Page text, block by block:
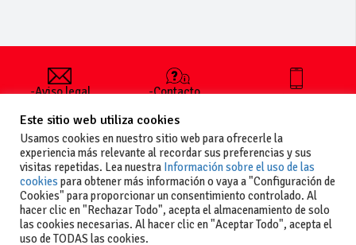
-Aviso legal
generales
de uso
-Política de
privacidad
-Política de
cookies
-Contacto
publicar un
anuncio
-Vende+
+34 627 35
Este sitio web utiliza cookies
Usamos cookies en nuestro sitio web para ofrecerle la
experiencia más relevante al recordar sus preferencias y sus
visitas repetidas. Lea nuestra Información sobre el uso de las
cookies para obtener más información o vaya a "Configuración de
Cookies" para proporcionar un consentimiento controlado. Al
hacer clic en "Rechazar Todo", acepta el almacenamiento de solo
las cookies necesarias. Al hacer clic en "Aceptar Todo", acepta el
uso de TODAS las cookies.